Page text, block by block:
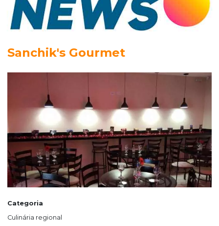
Sanchik's Gourmet
Categoria
Culinária regional